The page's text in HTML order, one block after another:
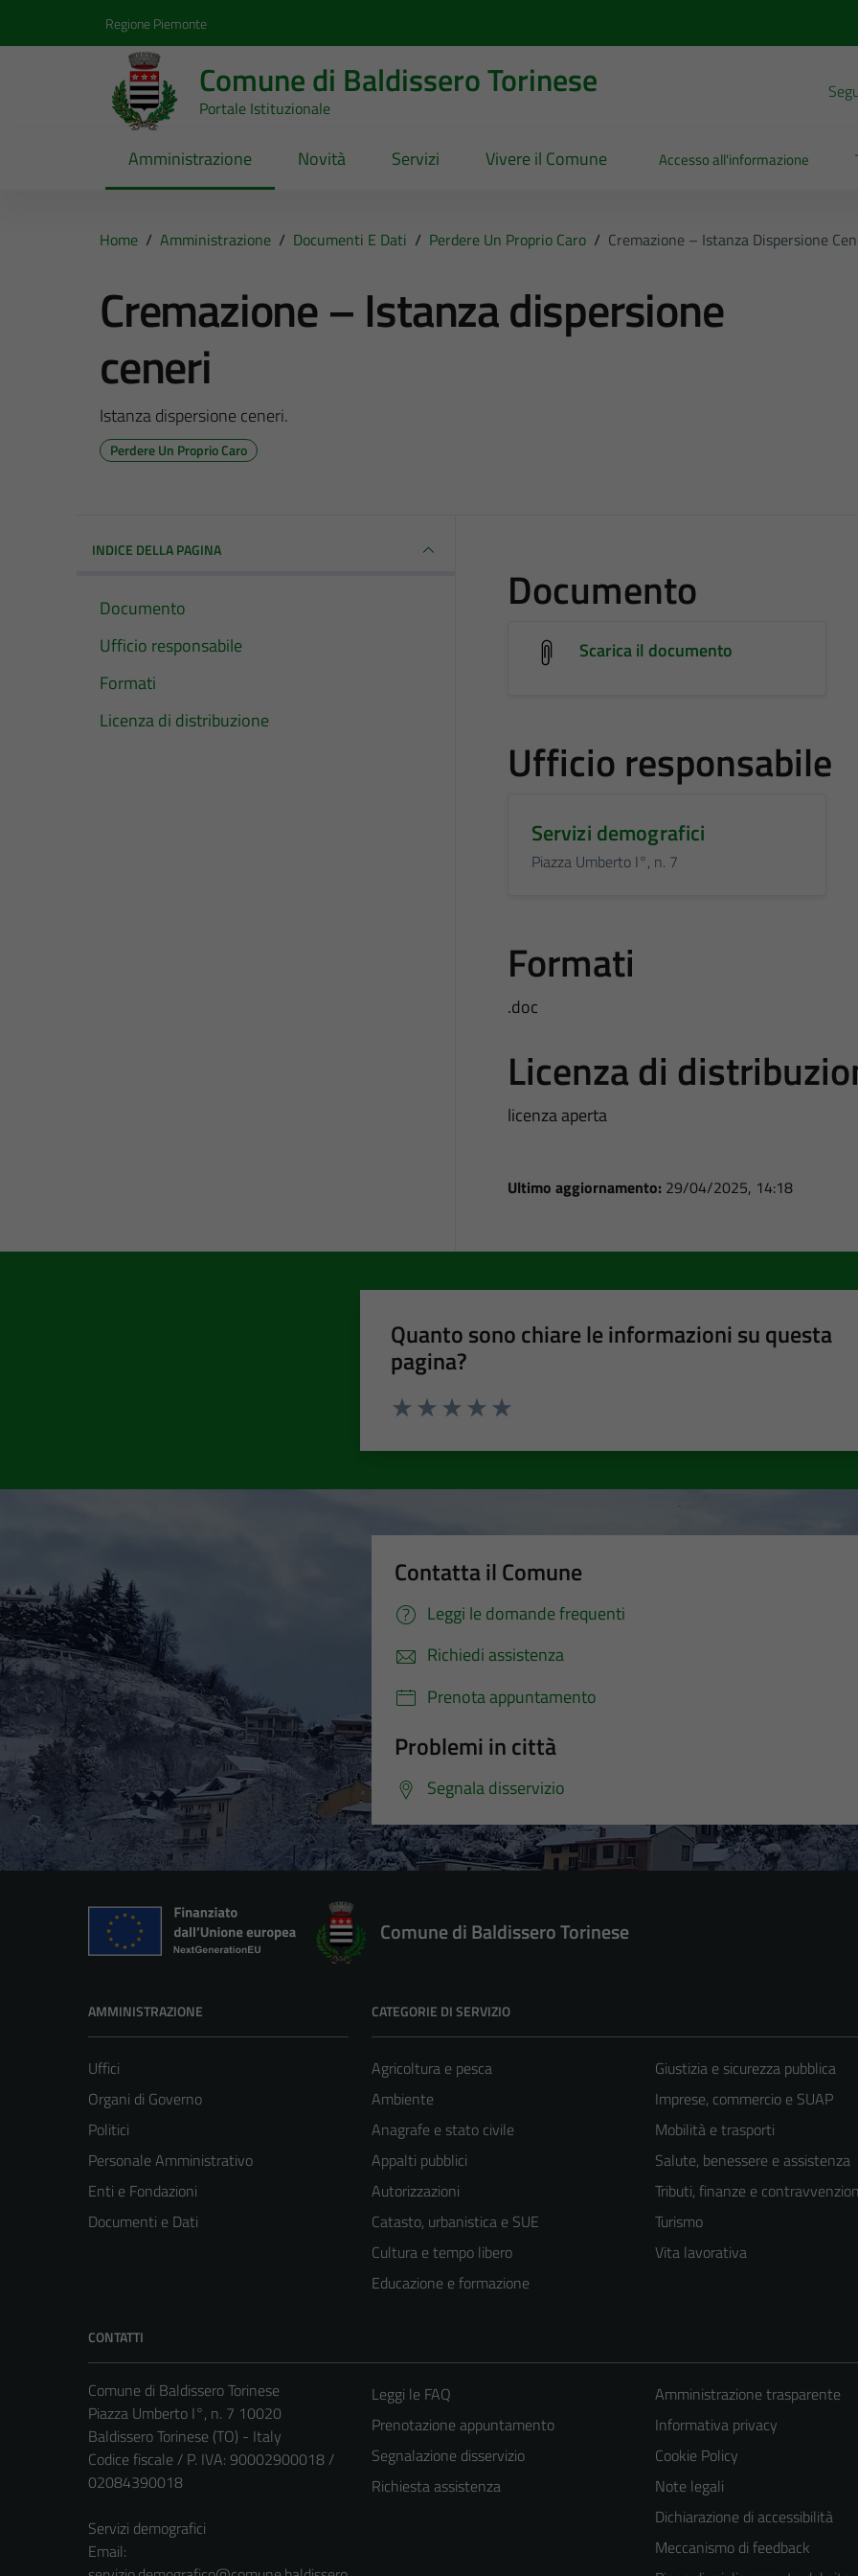
Regione Piemonte
Comune di Baldissero Torinese
Portale Istituzionale
Amministrazione Novità Servizi Vivere il Comune Accesso all'informazione
Home / Amministrazione / Documenti E Dati / Perdere Un Proprio Caro / Cremazione – Istanza Dispersione
Cremazione – Istanza dispersione
ceneri
Istanza dispersione ceneri.
Perdere Un Proprio Caro
INDICE DELLA PAGINA
Documento
Ufficio responsabile
Formati
Licenza di distribuzione
Documento
Scarica il documento
Ufficio responsabile
Servizi demografici
Piazza Umberto I°, n. 7
Formati
.doc
Licenza di
licenza aperta
Ultimo aggiornamento: 29/04/2025, 14:18
Quanto sono chiare le informazioni su questa
pagina?
Contatta il Comune
Leggi le domande frequenti
Richiedi assistenza
Prenota appuntamento
Problemi in città
Segnala disservizio
Comune di Baldissero Torinese
AMMINISTRAZIONE
Uffici
Organi di Governo
Politici
Personale Amministrativo
Enti e Fondazioni
Documenti e Dati
CATEGORIE DI SERVIZIO
Agricoltura e pesca
Ambiente
Anagrafe e stato civile
Appalti pubblici
Autorizzazioni
Catasto, urbanistica e SUE
Cultura e tempo libero
Educazione e formazione
Giustizia e sicurezza pubblica
Imprese, commercio e SUAP
Mobilità e trasporti
Salute, benessere e assistenza
Tributi, finanze e
Turismo
Vita lavorativa
CONTATTI
Comune di Baldissero Torinese
Piazza Umberto I°, n. 7 10020
Baldissero Torinese (TO) - Italy
Codice fiscale / P. IVA: 90002900018 /
02084390018
Servizi demografici
Email:
Leggi le FAQ
Prenotazione appuntamento
Segnalazione disservizio
Richiesta assistenza
Amministrazione trasparente
Informativa privacy
Cookie Policy
Note legali
Dichiarazione di accessibilità
Meccanismo di feedback